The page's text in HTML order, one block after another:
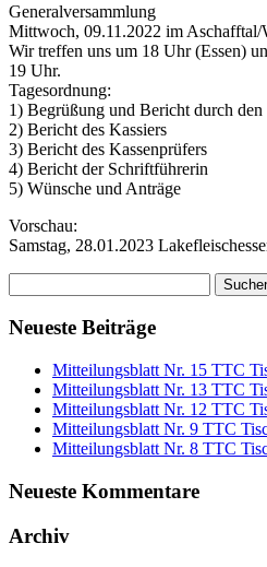
Generalversammlung
Mittwoch, 09.11.2022 im Aschafftal/
Wir treffen uns um 18 Uhr (Essen)
19 Uhr.
Tagesordnung:
1) Begrüßung und Bericht durch den
2) Bericht des Kassiers
3) Bericht des Kassenprüfers
4) Bericht der Schriftführerin
5) Wünsche und Anträge
Vorschau:
Samstag, 28.01.2023
nach:
Neueste Beiträge
Mitteilungsblatt Nr. 15 TTC
Mitteilungsblatt Nr. 13 TTC
Mitteilungsblatt Nr. 12 TTC
Mitteilungsblatt Nr. 9 TTC
Mitteilungsblatt Nr. 8 TTC
Neueste Kommentare
Archiv